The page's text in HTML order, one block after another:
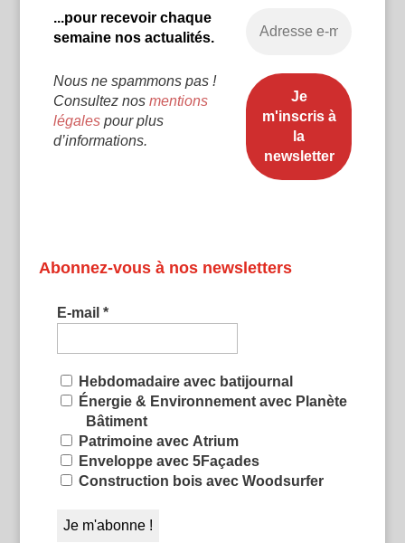
...pour recevoir chaque
semaine nos actualités.
Nous ne spammons pas !
Consultez nos mentions
légalespour plus
d’informations.
Abonnez-vous à nos newsletters
E-mail *
Hebdomadaire avec batijournal
Énergie & Environnement avec Planète
Bâtiment
Patrimoine avec Atrium
Enveloppe avec 5Façades
Construction bois avec Woodsurfer